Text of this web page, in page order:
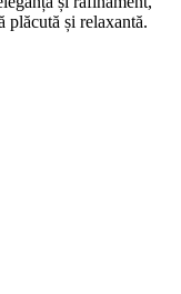
plăcută și relaxantă.